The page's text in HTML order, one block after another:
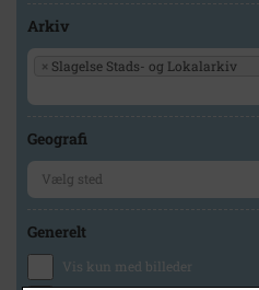
Arkiv
× Slagelse Stads- og Lokalarkiv
Geografi
Generelt
Vis kun med billeder